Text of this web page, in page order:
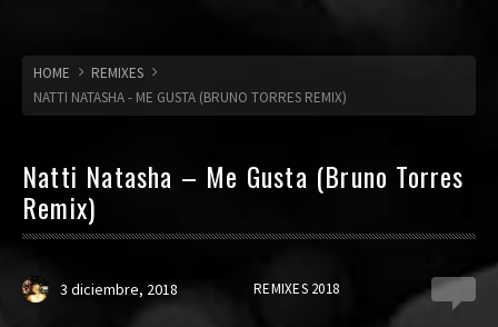
HOME
REMIXES
NATTI NATASHA - ME GUSTA (BRUNO TORRES REMIX)
Natti Natasha – Me Gusta (Bruno Torres
Remix)
3 diciembre, 2018 REMIXES 2018